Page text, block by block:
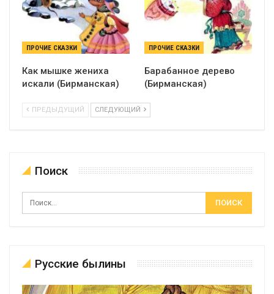
ПРОЧИЕ СКАЗКИ
Как мышке жениха
искали (Бирманская)
ПРОЧИЕ СКАЗКИ
Барабанное дерево
(Бирманская)
ПРЕДЫДУЩИЙ СЛЕДУЮЩИЙ
Поиск
Русские былины